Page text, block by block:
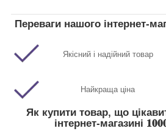
Переваги нашого інтернет-
Якісний і надійний товар
Найкраща ціна
Як купити товар, що
інтернет-магазині